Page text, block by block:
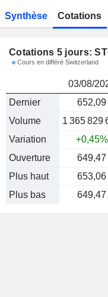
Synthèse Cotations
Cotations 5 jours:
Cours en différé Switzerland
03/08/
Dernier
652,09
Volume
1 365 829
Variation
+0,45%
Ouverture
649,47
Plus haut
653,06
Plus bas
649,47